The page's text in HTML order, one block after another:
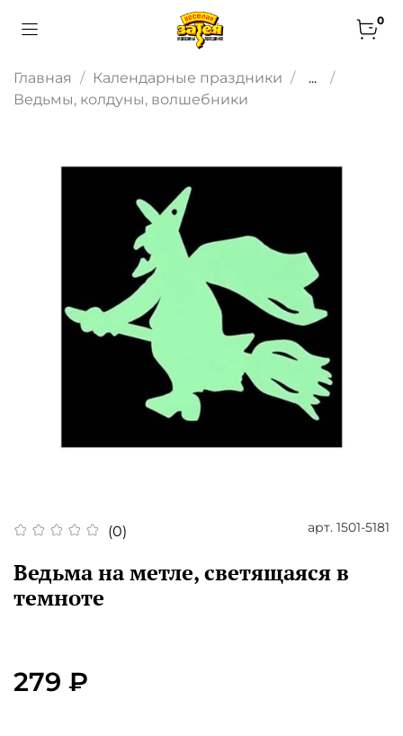
0
Главная Календарные праздники
...
Ведьмы, колдуны, волшебники
(0) арт. 1501-5181
Ведьма на метле, светящаяся в
темноте
279 ₽